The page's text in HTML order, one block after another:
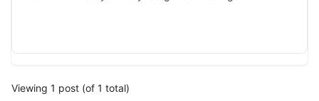
Viewing 1 post (of 1 total)